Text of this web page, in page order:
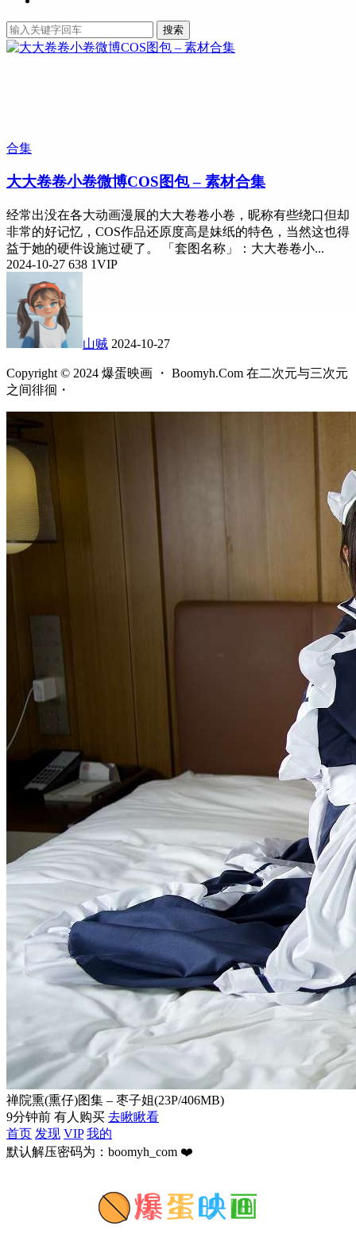
搜索
合集
大大卷卷小卷微博COS图包 – 素材合集
经常出没在各大动画漫展的大大卷卷小卷，昵称有些绕口但却
非常的好记忆，COS作品还原度高是妹纸的特色，当然这也得
益于她的硬件设施过硬了。 「套图名称」：大大卷卷小...
2024-10-27 638 1VIP
山贼 2024-10-27
Copyright © 2024 爆蛋映画 ・ Boomyh.Com 在二次元与三次元
之间徘徊・
禅院熏(熏仔)图集 – 枣子姐(23P/406MB)
9分钟前 有人购买 去瞅瞅看
首页 发现 VIP 我的
默认解压密码为：boomyh_com ❤️